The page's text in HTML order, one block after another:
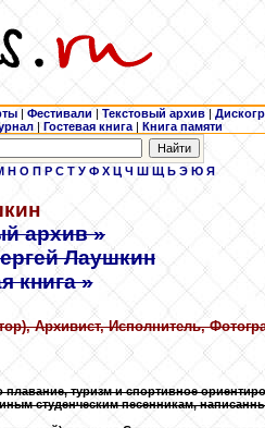
| Фестивали | Текстовый архив |
| Гостевая книга | Книга памяти
Н О П Р С Т У Ф Х Ц Ч Ш Щ Ь Э Ю Я
архив »
Лаушкин
книга »
Архивист, Исполнитель,
туризм и спортивное
студенческим песенникам,